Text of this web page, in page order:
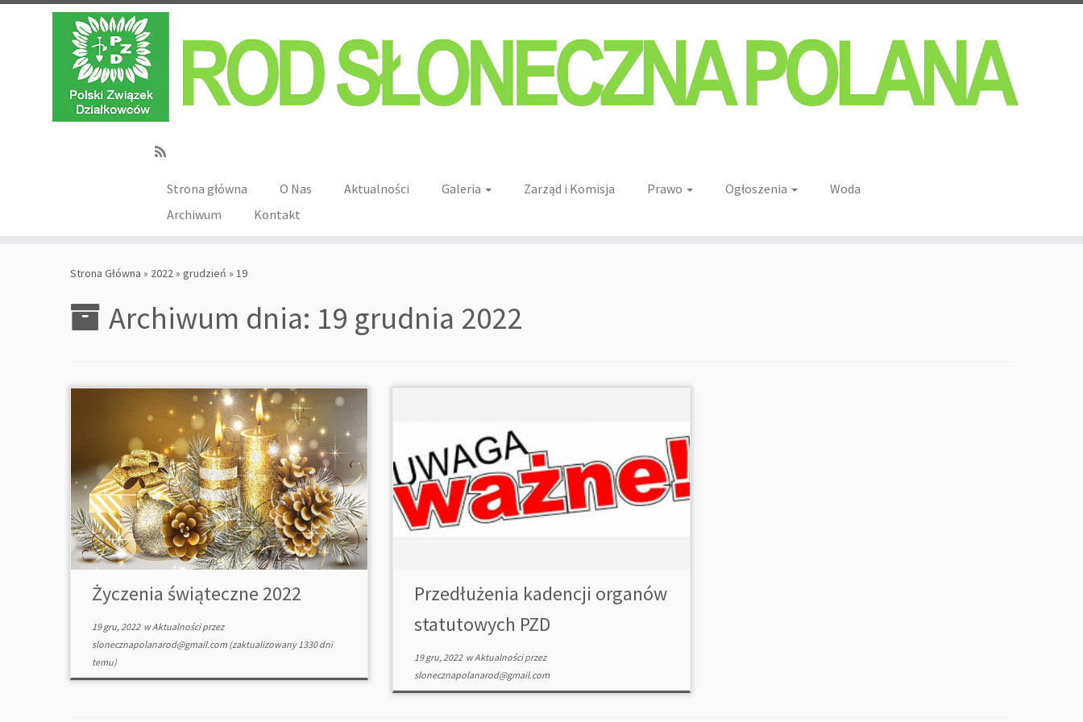
Strona główna O Nas Aktualności Galeria Zarząd i Komisja Prawo Ogłoszenia
Woda
Archiwum
Kontakt
Strona Główna » 2022» grudzień » 19
Archiwum dnia: 19 grudnia 2022
Życzenia świąteczne 2022
19 gru, 2022wAktualnościprzez
slonecznapolanarod@gmail.com(zaktualizowany 1330 dni
temu)
Przedłużenia kadencji organów
statutowych PZD
19 gru, 2022wAktualnościprzez
slonecznapolanarod@gmail.com